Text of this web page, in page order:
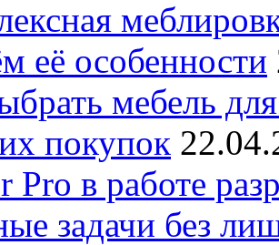
её особенности
мебель
покупок
Pro в работе
задачи без